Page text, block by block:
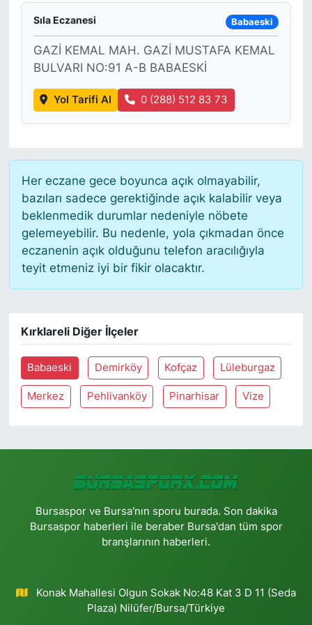
Sıla Eczanesi Babaeski
GAZİ KEMAL MAH. GAZİ MUSTAFA KEMAL
BULVARI NO:91 A-B BABAESKİ
Yol Tarifi Al 0 (288) 512 83 73
Her eczane gece boyunca açık olmayabilir,
bazıları sadece gerektiğinde açık kalabilir veya
beklenmedik durumlar nedeniyle nöbete
gelemeyebilir. Bu nedenle, yola çıkmadan önce
eczanenin açık olduğunu telefon aracılığıyla
teyit etmeniz iyi bir fikir olacaktır.
Kırklareli Diğer İlçeler
Babaeski Demirköy Kofçaz Lüleburgaz
Merkez Pehlivanköy Pinarhisar Vize
Bursaspor ve Bursa'nın sporu burada. Son dakika
Bursaspor haberleri ile beraber Bursa'dan tüm spor
branşlarının haberleri.
Konak Mahallesi Olgun Sokak No:48 Kat 3 D 11 (Seda
Plaza) Nilüfer/Bursa/Türkiye